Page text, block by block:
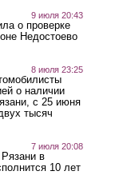
9 июля 20:43
о проверке
Недостоево
8 июля 23:25
о наличии
с 25 июня
тысяч
7 июля 20:08
в
10 лет